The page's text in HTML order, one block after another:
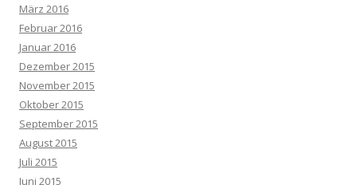
März 2016
Februar 2016
Januar 2016
Dezember 2015
November 2015
Oktober 2015
September 2015
August 2015
Juli 2015
Juni 2015